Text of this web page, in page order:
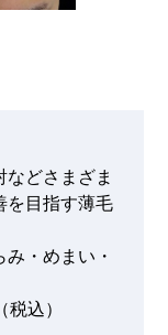
などさまざま
を目指す薄毛
み・めまい・
込）